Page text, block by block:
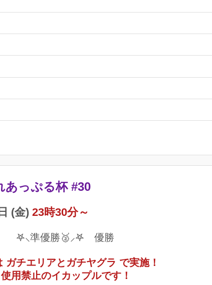
あっぷる杯 #30
(金) 23時30分～
𖤐⸜準優勝🥈⸝𖤐 優勝
チエリアとガチヤグラ で実施！
用禁止のイカップルです！